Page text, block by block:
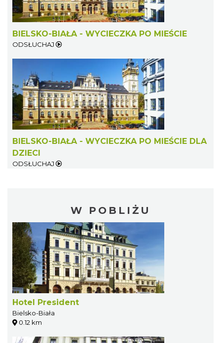
BIELSKO-BIAŁA - WYCIECZKA PO MIEŚCIE
ODSŁUCHAJ
BIELSKO-BIAŁA - WYCIECZKA PO MIEŚCIE DLA
DZIECI
ODSŁUCHAJ
W POBLIŻU
Hotel President
Bielsko-Biała
0.12 km